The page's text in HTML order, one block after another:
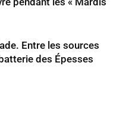
Entre les sources
des Épesses